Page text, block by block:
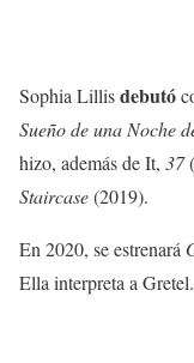
Sophia Lillisdebutó
Sueño de una Noche
hizo, además de It, 37
Staircase(2019).
En 2020, se estrenará
Ella interpreta a Gretel.